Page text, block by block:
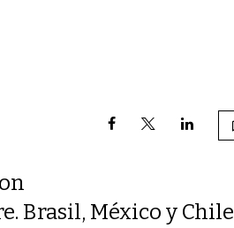
Brasil, México y Chile